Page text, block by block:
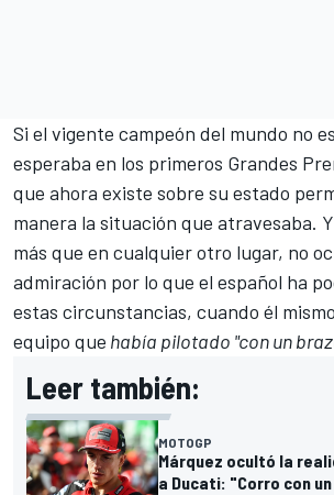
Si el vigente campeón del mundo no
esperaba en los primeros Grandes
que ahora existe sobre su estado
manera la situación que atravesaba.
más que en cualquier otro lugar, no
admiración por lo que el español ha
estas circunstancias, cuando él
equipo que había pilotado "con un
Leer también:
MOTOGP
Márquez ocultó la
a Ducati: "Corro con